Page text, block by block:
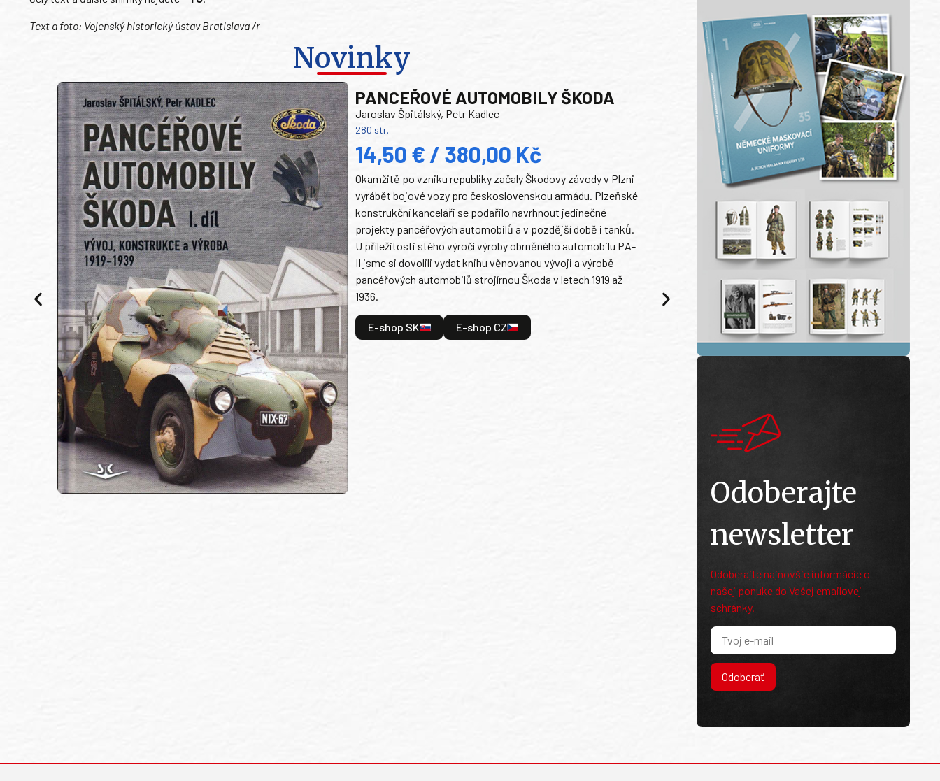
Text a foto: Vojenský historický ústav Bratislava /r
Novinky
PANCEŘOVÉ AUTOMOBILY ŠKODA
Jaroslav Špitálský, Petr Kadlec
280 str.
14,50 € / 380,00 Kč
Okamžitě po vzniku republiky začaly Škodovy závody v Plzni
vyrábět bojové vozy pro československou armádu. Plzeňské
konstrukční kanceláři se podařilo navrhnout jedinečné
projekty pancéřových automobilů a v pozdější době i tanků.
U příležitosti stého výročí výroby obrněného automobilu PA-
II jsme si dovolili vydat knihu věnovanou vývoji a výrobě
pancéřových automobilů strojírnou Škoda v letech 1919 až
1936.
E-shop SK E-shop CZ
Odoberajte
newsletter
Odoberajte najnovšie informácie o
našej ponuke do Vašej emailovej
schránky.
Odoberať